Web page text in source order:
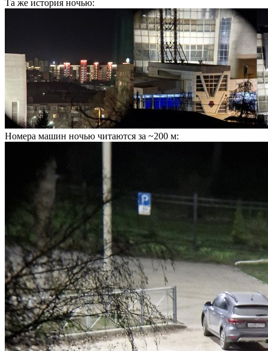
Та же история ночью:
Номера машин ночью читаются за ~200 м: